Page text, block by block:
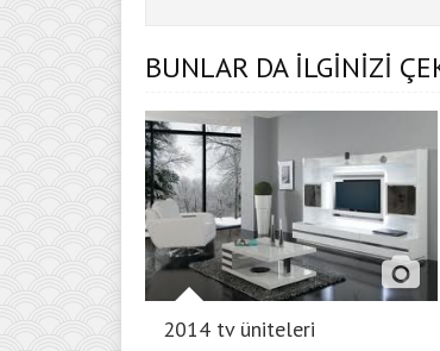
BUNLAR DA İLGİNİZİ
2014 tv üniteleri